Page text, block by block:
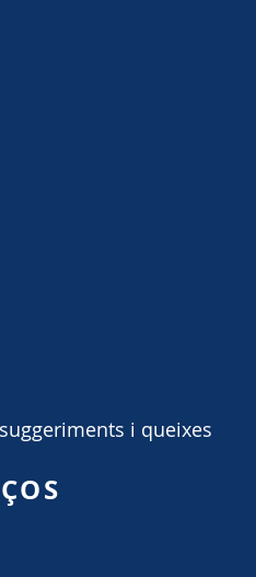
i queixes